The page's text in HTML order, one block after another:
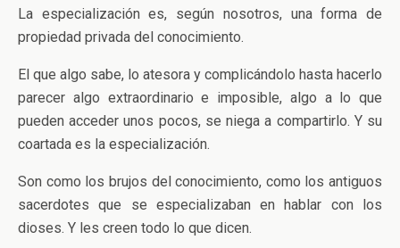
La especialización es, según nosotros, una forma de
propiedad privada del conocimiento.
El que algo sabe, lo atesora y complicándolo hasta hacerlo
parecer algo extraordinario e imposible, algo a lo que
pueden acceder unos pocos, se niega a compartirlo. Y su
coartada es la especialización.
Son como los brujos del conocimiento, como los antiguos
sacerdotes que se especializaban en hablar con los
dioses. Y les creen todo lo que dicen.